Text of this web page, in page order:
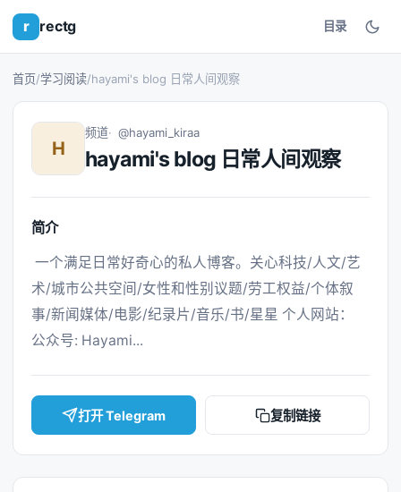
r rectg 目录
首页/学习阅读/hayami's blog 日常人间观察
H
频道 @hayami_kiraa
hayami's blog 日常人间观察
简介
术/城市公共空间/女性和性别议题/劳工权益/个体叙
事/新闻媒体/电影/纪录片/音乐/书/星星 个人网站：
公众号: Hayami...
打开 Telegram 复制链接